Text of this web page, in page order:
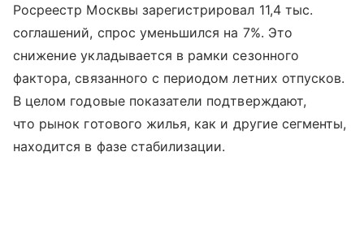
Росреестр Москвы зарегистрировал 11,4 тыс.
соглашений, спрос уменьшился на 7%. Это
снижение укладывается в рамки сезонного
фактора, связанного с периодом летних отпусков.
В целом годовые показатели подтверждают,
что рынок готового жилья, как и другие сегменты,
находится в фазе стабилизации.